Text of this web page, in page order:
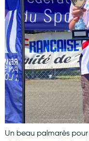
Un beau palmarès